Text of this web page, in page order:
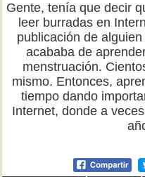
Gente, tenía que decir
leer burradas en
publicación de
acababa de
menstruación.
mismo. Entonces,
tiempo dando
Internet, donde a